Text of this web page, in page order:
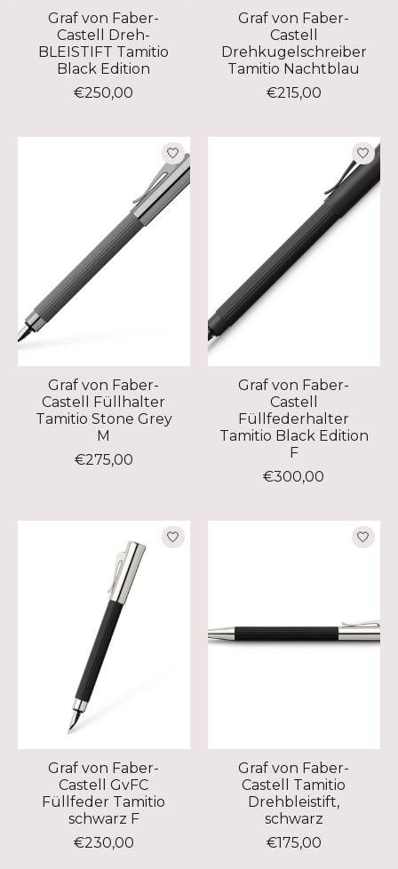
Graf von Faber-
Castell Dreh-
BLEISTIFT Tamitio
Black Edition
€250,00
Graf von Faber-
Castell
Drehkugelschreiber
Tamitio Nachtblau
€215,00
Graf von Faber-
Castell Füllhalter
Tamitio Stone Grey
M
€275,00
Graf von Faber-
Castell
Füllfederhalter
Tamitio Black Edition
F
€300,00
Graf von Faber-
Castell GvFC
Füllfeder Tamitio
schwarz F
€230,00
Graf von Faber-
Castell Tamitio
Drehbleistift,
schwarz
€175,00